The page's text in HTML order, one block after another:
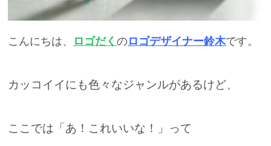
こんにちは、 ロゴだくのロゴデザイナー鈴木です。
カッコイイにも色々なジャンルがあるけど、
ここでは 「あ！これいいな！」 って